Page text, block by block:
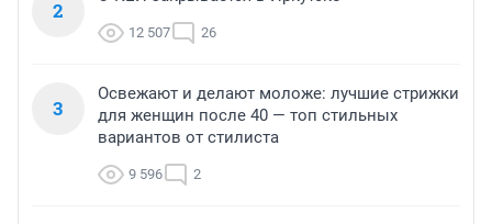
2
12 507 26
3
Освежают и делают моложе: лучшие стрижки
для женщин после 40 — топ стильных
вариантов от стилиста
9 596 2